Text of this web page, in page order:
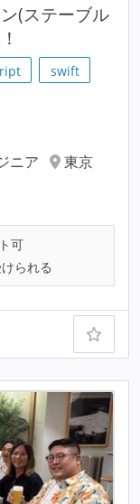
(ステーブル
swift
ニア
東京
可
られる